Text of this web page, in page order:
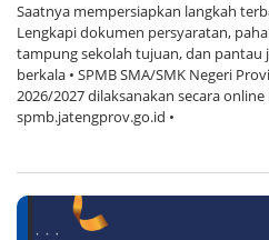
Saatnya mempersiapkan langkah
Lengkapi dokumen persyaratan,
tampung sekolah tujuan, dan pantau
berkala • SPMB SMA/SMK Negeri
2026/2027 dilaksanakan secara
spmb.jatengprov.go.id •